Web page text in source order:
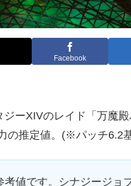
Facebook
ジーXIVのレイド「万魔
の推定値。(※パッチ6.2
考値です。シナジージョ